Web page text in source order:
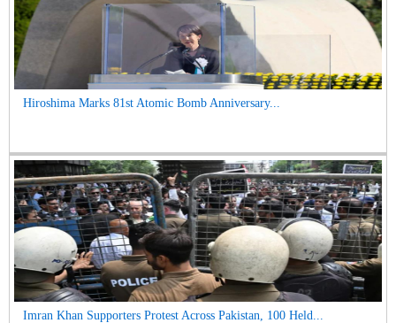
Hiroshima Marks 81st Atomic Bomb Anniversary...
Imran Khan Supporters Protest Across Pakistan, 100 Held...